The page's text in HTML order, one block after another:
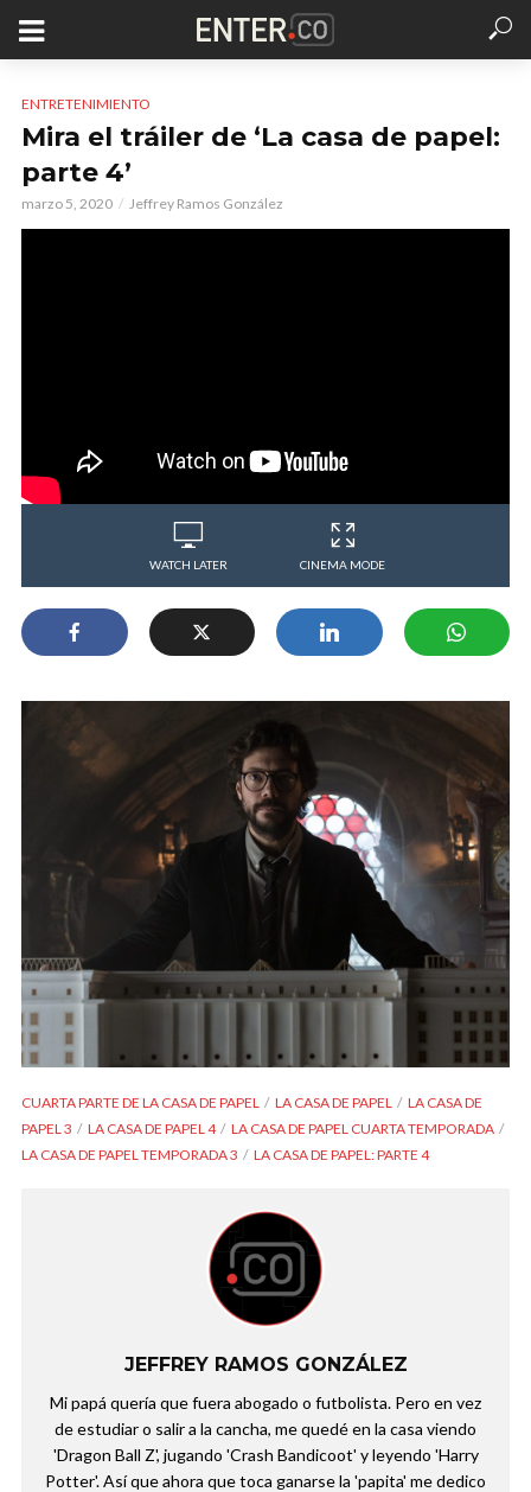
ENTRETENIMIENTO
Mira el tráiler de ‘La casa de papel:
parte 4’
marzo 5, 2020 Jeffrey Ramos González
WATCH LATER CINEMA MODE
CUARTA PARTE DE LA CASA DE PAPEL LA CASA DE PAPEL
LA CASA DE
PAPEL 3
LA CASA DE PAPEL 4
LA CASA DE PAPEL CUARTA TEMPORADA
LA CASA DE PAPEL TEMPORADA 3
LA CASA DE PAPEL: PARTE 4
JEFFREY RAMOS GONZÁLEZ
Mi papá quería que fuera abogado o futbolista. Pero en vez
de estudiar o salir a la cancha, me quedé en la casa viendo
'Dragon Ball Z', jugando 'Crash Bandicoot' y leyendo 'Harry
Potter'. Así que ahora que toca ganarse la 'papita' me dedico